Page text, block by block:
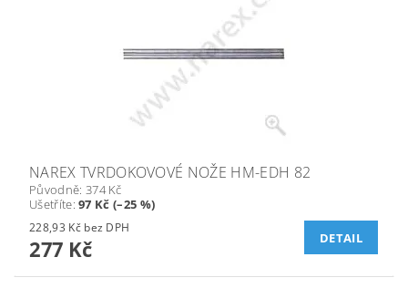
NAREX TVRDOKOVOVÉ NOŽE HM-EDH 82
Původně: 374 Kč
Ušetříte:97 Kč (–25 %)
228,93 Kč bez DPH
277 Kč DETAIL